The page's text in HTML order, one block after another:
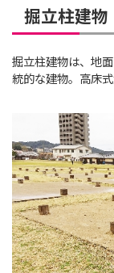
掘立柱建物
掘立柱建物は、地
統的な建物。高床